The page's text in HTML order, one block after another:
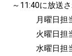
～11:40に放送
月曜日担当
火曜日担当
水曜日担当